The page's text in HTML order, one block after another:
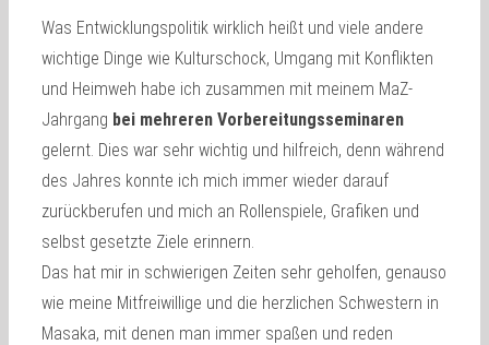
Was Entwicklungspolitik wirklich heißt und viele andere
wichtige Dinge wie Kulturschock, Umgang mit Konflikten
und Heimweh habe ich zusammen mit meinem MaZ-
Jahrgang bei mehreren Vorbereitungsseminaren
gelernt. Dies war sehr wichtig und hilfreich, denn während
des Jahres konnte ich mich immer wieder darauf
zurückberufen und mich an Rollenspiele, Grafiken und
selbst gesetzte Ziele erinnern.
Das hat mir in schwierigen Zeiten sehr geholfen, genauso
wie meine Mitfreiwillige und die herzlichen Schwestern in
Masaka, mit denen man immer spaßen und reden